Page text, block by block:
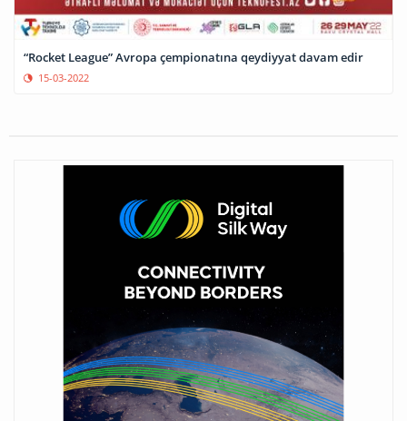
“Rocket League” Avropa çempionatına qeydiyyat davam edir
15-03-2022